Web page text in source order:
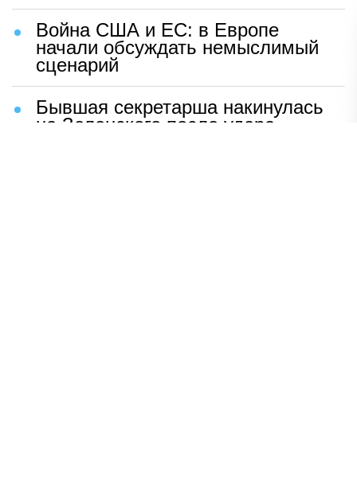
Война США и ЕС: в Европе
начали обсуждать немыслимый
сценарий
Бывшая секретарша накинулась
на Зеленского после удара